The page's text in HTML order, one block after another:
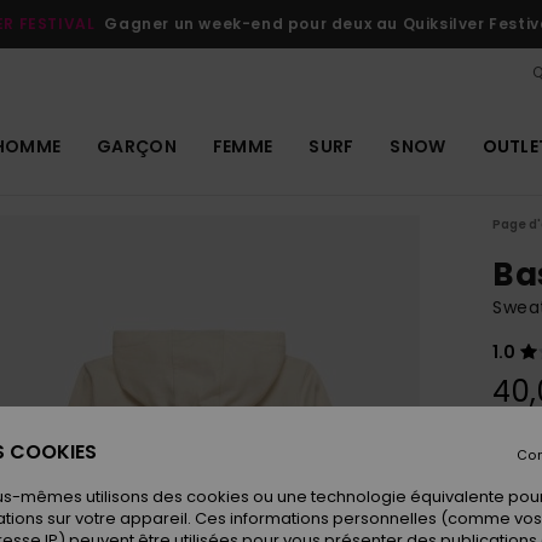
FESTIVAL Gagner un week-end pour deux au Quiksilver
GARÇON FEMME SURF SNOW
Page
1.0
COOKIES
mêmes utilisons des cookies ou une technologie équivalente
sur votre appareil. Ces informations personnelles (comme